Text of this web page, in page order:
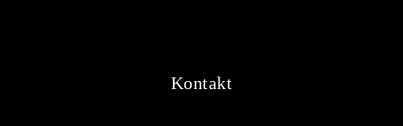
Kontakt